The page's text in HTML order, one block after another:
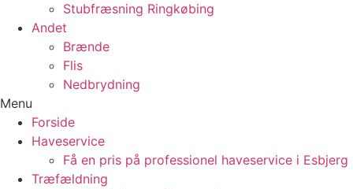
Stubfræsning Ringkøbing
Andet
Brænde
Flis
Nedbrydning
Menu
Forside
Haveservice
Få en pris på professionel haveservice i Esbjerg
Træfældning